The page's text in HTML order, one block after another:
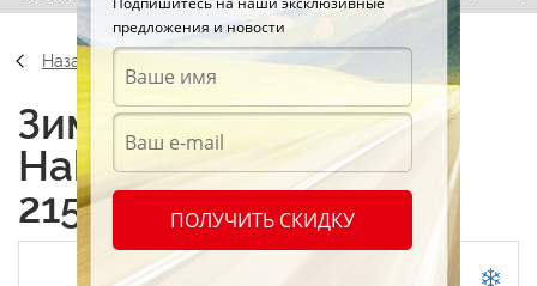
Назад
Зимние шины Nokian
Hakkapeliitta C Cargo
215/60 R16 108R
предложения и новости
ПОЛУЧИТЬ СКИДКУ